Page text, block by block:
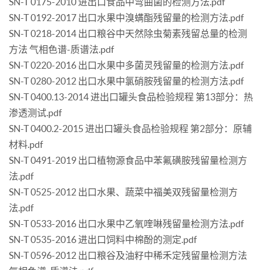
SN-T 0192-2017 出口水果中溴螨酯残留量的检测方法.pdf
SN-T 0218-2014 出口粮谷中天然除虫菊素残留总量的检测
方法 气相色谱-质谱法.pdf
SN-T 0220-2016 出口水果中多菌灵残留量的检测方法.pdf
SN-T 0280-2012 出口水果中氯硝胺残留量的检测方法.pdf
SN-T 0400.13-2014 进出口罐头食品检验规程 第13部分：热
渗透测试.pdf
SN-T 0400.2-2015 进出口罐头食品检验规程 第2部分：原辅
材料.pdf
SN-T 0491-2019 出口植物源食品中苯氟磺胺残留量检测方
法.pdf
SN-T 0525-2012 出口水果、蔬菜中福美双残留量检测方
法.pdf
SN-T 0533-2016 出口水果中乙氧喹啉残留量检测方法.pdf
SN-T 0535-2016 进出口饲料中棉酚的测定.pdf
SN-T 0596-2012 出口粮谷及油籽中稀禾定残留量检测方法